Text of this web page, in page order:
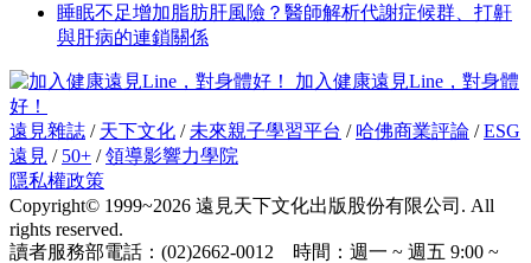
睡眠不足增加脂肪肝風險？醫師解析代謝症候群、打鼾
與肝病的連鎖關係
加入健康遠見Line，對身體
好！
遠見雜誌 / 天下文化 / 未來親子學習平台 / 哈佛商業評論 /ESG
遠見 / 50+ /領導影響力學院
隱私權政策
Copyright© 1999~2026 遠見天下文化出版股份有限公司. All
rights reserved.
讀者服務部電話：(02)2662-0012 時間：週一 ~ 週五 9:00 ~